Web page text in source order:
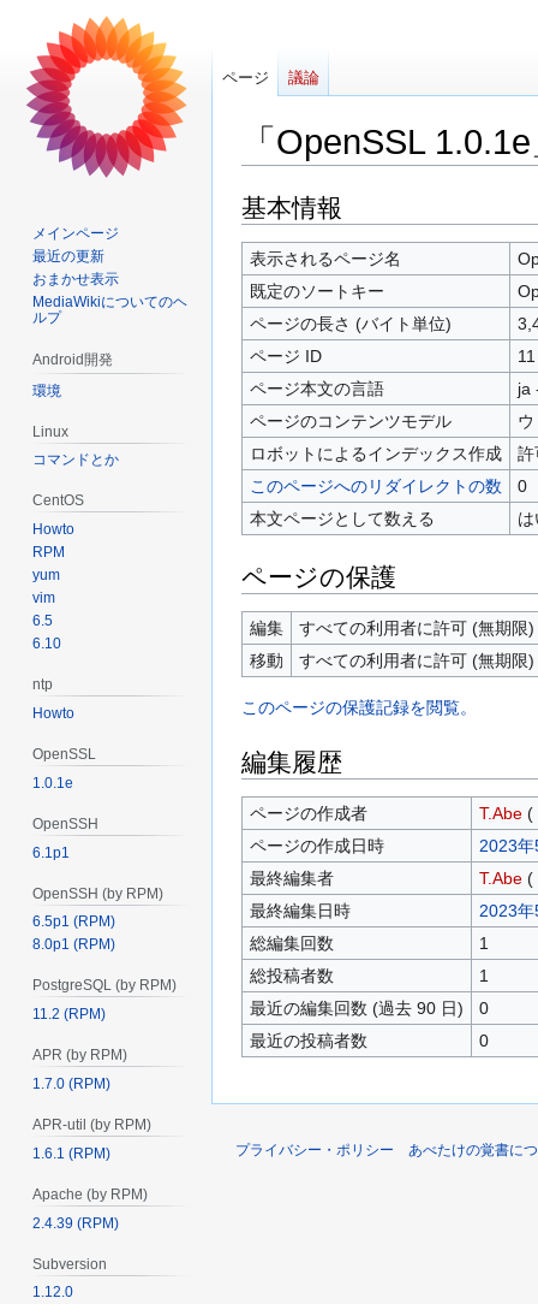
「OpenSSL
ナ
ビ
ゲ
ー
シ
ョ
ン
に
移
動
検
索
に
移
動
基本情報
表示されるページ名
既定のソートキー
ページの長さ (バイト単位)
ページ ID
11
ページ本文の言語
ja
ページのコンテンツモデル
ロボットによるインデックス作成
許
このページへのリダイレクトの数
0
本文ページとして数える
は
ページの保護
編集
すべての利用者に許可 (無期限)
移動
すべての利用者に許可 (無期限)
このページの保護記録を閲覧。
編集履歴
ページの作成者 T.Abe (
ページの作成日時
2023
最終編集者
T.Abe (
最終編集日時
2023
総編集回数
1
総投稿者数
1
最近の編集回数 (過去 90 日)
0
最近の投稿者数
0
ページ 議論
メインページ
最近の更新
おまかせ表示
MediaWikiについてのヘ
ルプ
Android開発
環境
Linux
コマンドとか
CentOS
Howto
RPM
yum
vim
6.5
6.10
ntp
Howto
OpenSSL
1.0.1e
OpenSSH
6.1p1
OpenSSH (by RPM)
6.5p1 (RPM)
8.0p1 (RPM)
PostgreSQL (by RPM)
11.2 (RPM)
APR (by RPM)
1.7.0 (RPM)
APR-util (by RPM)
1.6.1 (RPM)
Apache (by RPM)
2.4.39 (RPM)
Subversion
1.12.0
プライバシー・ポリシー あべたけの覚書に